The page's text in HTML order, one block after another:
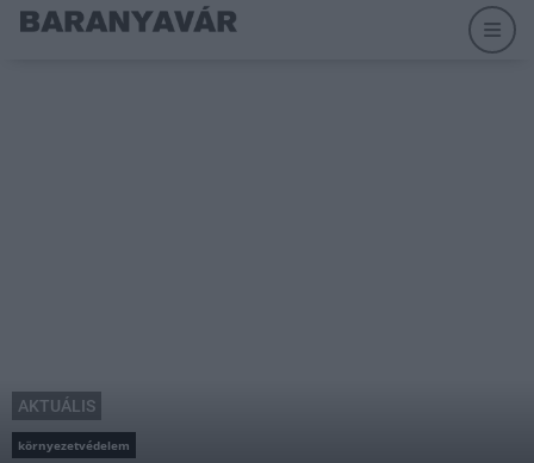
AKTUÁLIS
környezetvédelem